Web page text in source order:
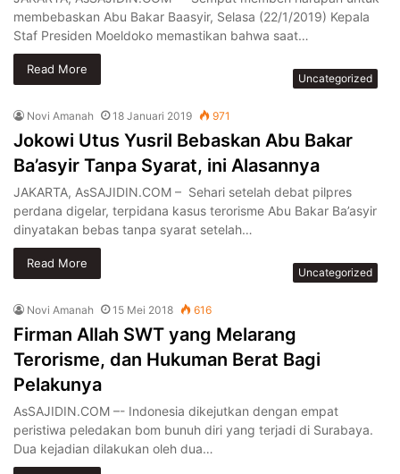
membebaskan Abu Bakar Baasyir, Selasa (22/1/2019) Kepala
Staf Presiden Moeldoko memastikan bahwa saat…
Read More
Uncategorized
Novi Amanah 18 Januari 2019 971
Jokowi Utus Yusril Bebaskan Abu Bakar
Ba’asyir Tanpa Syarat, ini Alasannya
JAKARTA, AsSAJIDIN.COM – Sehari setelah debat pilpres
perdana digelar, terpidana kasus terorisme Abu Bakar Ba’asyir
dinyatakan bebas tanpa syarat setelah…
Read More
Uncategorized
Novi Amanah 15 Mei 2018 616
Firman Allah SWT yang Melarang
Terorisme, dan Hukuman Berat Bagi
Pelakunya
AsSAJIDIN.COM –- Indonesia dikejutkan dengan empat
peristiwa peledakan bom bunuh diri yang terjadi di Surabaya.
Dua kejadian dilakukan oleh dua…